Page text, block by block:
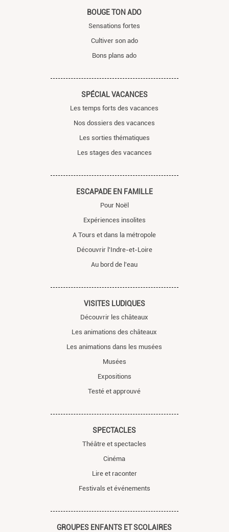
BOUGE TON ADO
Sensations fortes
Cultiver son ado
Bons plans ado
SPÉCIAL VACANCES
Les temps forts des vacances
Nos dossiers des vacances
Les sorties thématiques
Les stages des vacances
ESCAPADE EN FAMILLE
Pour Noël
Expériences insolites
A Tours et dans la métropole
Découvrir l'Indre-et-Loire
Au bord de l'eau
VISITES LUDIQUES
Découvrir les châteaux
Les animations des châteaux
Les animations dans les musées
Musées
Expositions
Testé et approuvé
SPECTACLES
Théâtre et spectacles
Cinéma
Lire et raconter
Festivals et événements
GROUPES ENFANTS ET SCOLAIRES